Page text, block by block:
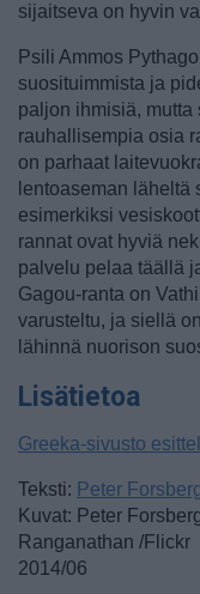
sijaitseva on hyvin
Psili Ammos
suosituimmista ja
paljon ihmisiä,
rauhallisempia osia
on parhaat
lentoaseman
esimerkiksi
rannat ovat hyviä
palvelu pelaa täällä
Gagou-ranta on
varusteltu, ja siellä
lähinnä nuorison
Lisätietoa
Greeka-sivusto
Teksti: Peter
Kuvat: Peter
Ranganathan /Flickr
2014/06